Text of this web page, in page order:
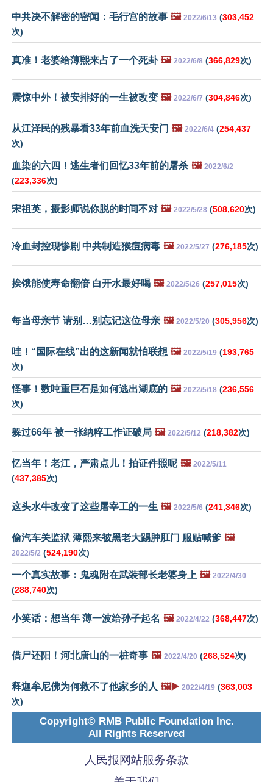
中共决不解密的密闻：毛行宫的故事 🖼️ 2022/6/13 (303,452
次)
真准！老婆给薄熙来占了一个死卦 🖼️ 2022/6/8 (366,829次)
震惊中外！被安排好的一生被改变 🖼️ 2022/6/7 (304,846次)
从江泽民的残暴看33年前血洗天安门 🖼️ 2022/6/4 (254,437
次)
血染的六四！逃生者们回忆33年前的屠杀 🖼️ 2022/6/2
(223,336次)
宋祖英，摄影师说你脱的时间不对 🖼️ 2022/5/28 (508,620次)
冷血封控现惨剧 中共制造猴痘病毒 🖼️ 2022/5/27 (276,185次)
挨饿能使寿命翻倍 白开水最好喝 🖼️ 2022/5/26 (257,015次)
每当母亲节 请别…别忘记这位母亲 🖼️ 2022/5/20 (305,956次)
哇！“国际在线”出的这新闻就怕联想 🖼️ 2022/5/19 (193,765
次)
怪事！数吨重巨石是如何逃出湖底的 🖼️ 2022/5/18 (236,556
次)
躲过66年 被一张纳粹工作证破局 🖼️ 2022/5/12 (218,382次)
忆当年！老江，严肃点儿！拍证件照呢 🖼️ 2022/5/11
(437,385次)
这头水牛改变了这些屠宰工的一生 🖼️ 2022/5/6 (241,346次)
偷汽车关监狱 薄熙来被黑老大踢肿肛门 服贴喊爹 🖼️
2022/5/2 (524,190次)
一个真实故事：鬼魂附在武装部长老婆身上 🖼️ 2022/4/30
(288,740次)
小笑话：想当年 薄一波给孙子起名 🖼️ 2022/4/22 (368,447次)
借尸还阳！河北唐山的一桩奇事 🖼️ 2022/4/20 (268,524次)
释迦牟尼佛为何救不了他家乡的人 🖼️▶️ 2022/4/19 (363,003
次)
Copyright© RMB Public Foundation Inc.
All Rights Reserved
人民报网站服务条款